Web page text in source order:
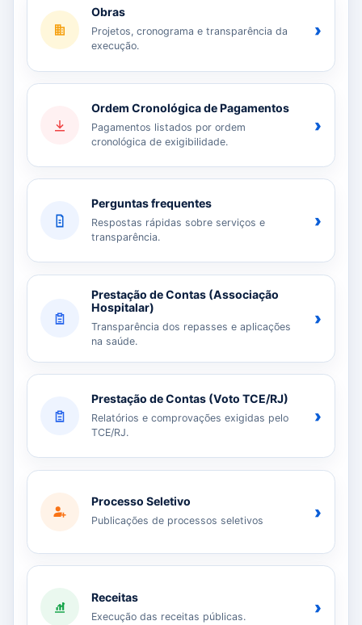
Obras
Projetos, cronograma e transparência da
execução.
›
Ordem Cronológica de Pagamentos
Pagamentos listados por ordem
cronológica de exigibilidade.
›
Perguntas frequentes
Respostas rápidas sobre serviços e
transparência.
›
Prestação de Contas (Associação
Hospitalar)
Transparência dos repasses e aplicações
na saúde.
›
Prestação de Contas (Voto TCE/RJ)
Relatórios e comprovações exigidas pelo
TCE/RJ.
›
Processo Seletivo
Publicações de processos seletivos ›
Receitas
Execução das receitas públicas. ›